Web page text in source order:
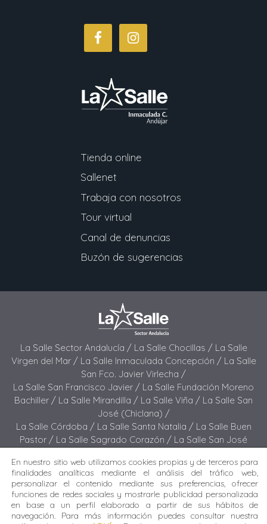
Tienda online
Sallenet
Trabaja con nosotros
Tour virtual
Canal de denuncias
Buzón de sugerencias
La Salle Sector Andalucía / La Salle Chocillas / La Salle
Virgen del Mar / La Salle Inmaculada Concepción / La Salle
San Fco. Javier Virlecha /
La Salle San Francisco Javier / La Salle Fundación Moreno
Bachiller / La Salle Mirandilla / La Salle Viña / La Salle San
José (Chiclana) /
La Salle Córdoba / La Salle Santa Natalia / La Salle Buen
Pastor / La Salle Sagrado Corazón / La Salle San José
La Salle Buen Consejo /La Salle El Carmen (San Fernando) /
La Salle San Francisco /La Salle Felipe Benito /La Salle La
Purísima
Todos los derechos reservados. Diseñado y desarrollado
En nuestro sitio web utilizamos cookies propias y de terceros para
finalidades analíticas mediante el análisis del tráfico web,
personalizar el contenido mediante sus preferencias, ofrecer
funciones de redes sociales y mostrarle publicidad personalizada
en base a un perfil elaborado a partir de sus hábitos de
navegación. Para más información puedes consultar nuestra